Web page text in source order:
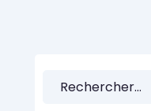
Rechercher :